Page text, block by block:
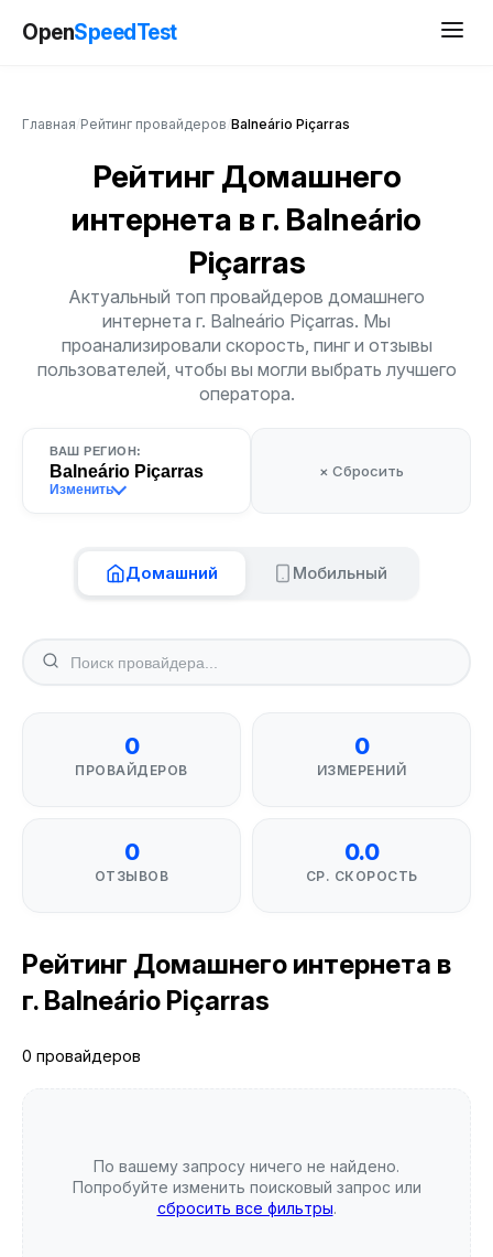
OpenSpeedTest
Главная Рейтинг провайдеров Balneário Piçarras
Рейтинг Домашнего
интернета в г. Balneário
Piçarras
Актуальный топ провайдеров домашнего
интернета г. Balneário Piçarras. Мы
проанализировали скорость, пинг и отзывы
пользователей, чтобы вы могли выбрать лучшего
оператора.
ВАШ РЕГИОН:
Balneário Piçarras
Изменить
× Сбросить
Домашний Мобильный
0
ПРОВАЙДЕРОВ
0
ИЗМЕРЕНИЙ
0
ОТЗЫВОВ
0.0
СР. СКОРОСТЬ
Рейтинг Домашнего интернета в
г. Balneário Piçarras
0 провайдеров
По вашему запросу ничего не найдено.
Попробуйте изменить поисковый запрос или
сбросить все фильтры.